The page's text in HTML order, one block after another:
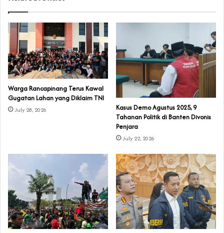
‎Warga Rancapinang Terus Kawal
Gugatan Lahan yang Diklaim TNI‎‎
July 28, 2026
‎Kasus Demo Agustus 2025, 9
Tahanan Politik di Banten Divonis
Penjara
July 22, 2026